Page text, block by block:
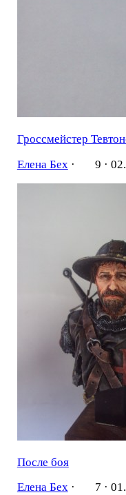
Гроссмейстер
Елена Бех· 9 ·
После боя
Елена Бех· 7 ·